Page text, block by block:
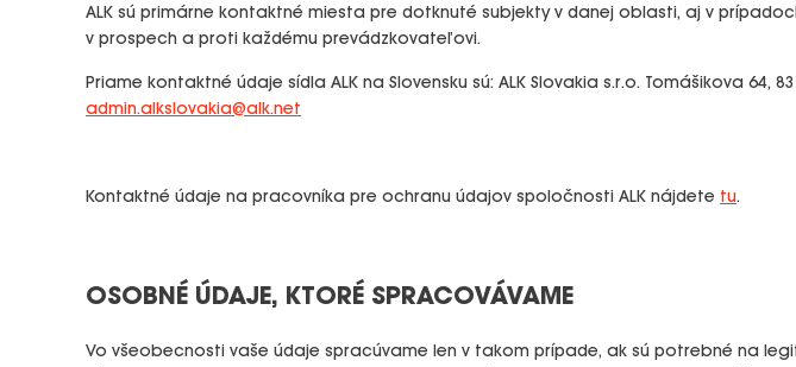
ALK sú primárne kontaktné miesta pre dotknuté subjekty v danej oblasti, aj v
v prospech a proti každému prevádzkovateľovi.
Priame kontaktné údaje sídla ALK na Slovensku sú: ALK Slovakia s.r.o. Tomášikova 64,
admin.alkslovakia@alk.net
Kontaktné údaje na pracovníka pre ochranu údajov spoločnosti ALK nájdete tu.
OSOBNÉ ÚDAJE, KTORÉ SPRACOVÁVAME
Vo všeobecnosti vaše údaje spracúvame len v takom prípade, ak sú potrebné na